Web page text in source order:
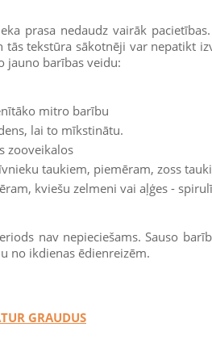
prasa nedaudz vairāk
tekstūra sākotnēji var nepatikt
jauno barības veidu:
mitro barību
lai to mīkstinātu.
zooveikalos
taukiem, piemēram, zoss
kviešu zelmeni vai aļģes -
nav nepieciešams. Sauso
no ikdienas ēdienreizēm.
GRAUDUS